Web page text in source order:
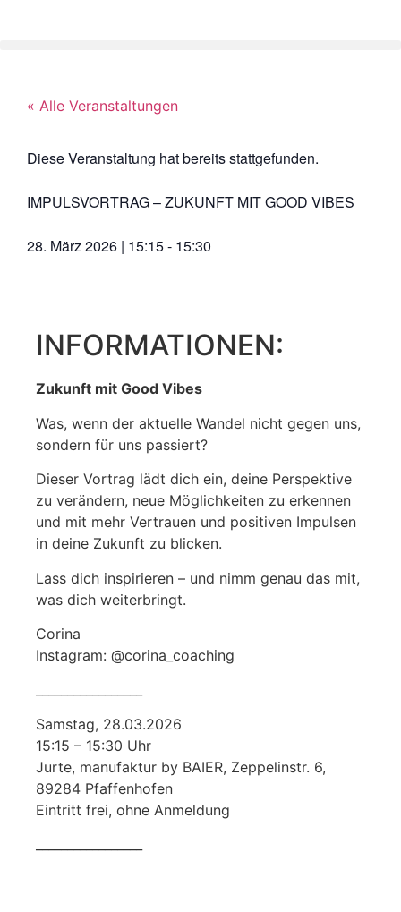
« Alle Veranstaltungen
Diese Veranstaltung hat bereits stattgefunden.
IMPULSVORTRAG – ZUKUNFT MIT GOOD VIBES
28. März 2026 | 15:15- 15:30
INFORMATIONEN:
Zukunft mit Good Vibes
Was, wenn der aktuelle Wandel nicht gegen uns,
sondern für uns passiert?
Dieser Vortrag lädt dich ein, deine Perspektive
zu verändern, neue Möglichkeiten zu erkennen
und mit mehr Vertrauen und positiven Impulsen
in deine Zukunft zu blicken.
Lass dich inspirieren – und nimm genau das mit,
was dich weiterbringt.
Corina
Instagram: @corina_coaching
Samstag, 28.03.2026
15:15 – 15:30 Uhr
Jurte, manufaktur by BAIER, Zeppelinstr. 6,
89284 Pfaffenhofen
Eintritt frei, ohne Anmeldung